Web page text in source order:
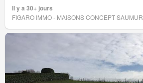
Il y a 30+ jours
FIGARO IMMO - MAISONS CONCEPT SAUMUR